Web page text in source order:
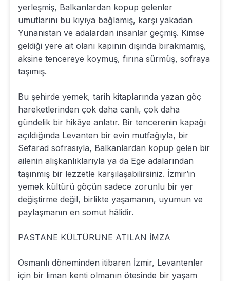
yerleşmiş, Balkanlardan kopup gelenler
umutlarını bu kıyıya bağlamış, karşı yakadan
Yunanistan ve adalardan insanlar geçmiş. Kimse
geldiği yere ait olanı kapının dışında bırakmamış,
aksine tencereye koymuş, fırına sürmüş, sofraya
taşımış.
Bu şehirde yemek, tarih kitaplarında yazan göç
hareketlerinden çok daha canlı, çok daha
gündelik bir hikâye anlatır. Bir tencerenin kapağı
açıldığında Levanten bir evin mutfağıyla, bir
Sefarad sofrasıyla, Balkanlardan kopup gelen bir
ailenin alışkanlıklarıyla ya da Ege adalarından
taşınmış bir lezzetle karşılaşabilirsiniz. İzmir’in
yemek kültürü göçün sadece zorunlu bir yer
değiştirme değil, birlikte yaşamanın, uyumun ve
paylaşmanın en somut hâlidir.
PASTANE KÜLTÜRÜNE ATILAN İMZA
Osmanlı döneminden itibaren İzmir, Levantenler
için bir liman kenti olmanın ötesinde bir yaşam